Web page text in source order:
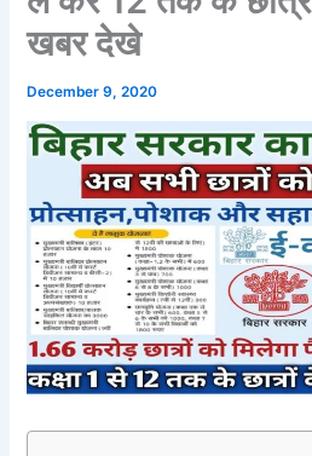
खबर देखे
December 9, 2020